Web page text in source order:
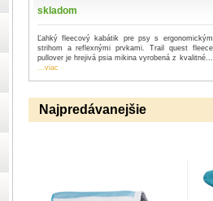
skladom
Ľahký fleecový kabátik pre psy s ergonomickým
strihom a reflexnými prvkami. Trail quest fleece
pullover je hrejivá psia mikina vyrobená z kvalitné...
...viac
Najpredávanejšie